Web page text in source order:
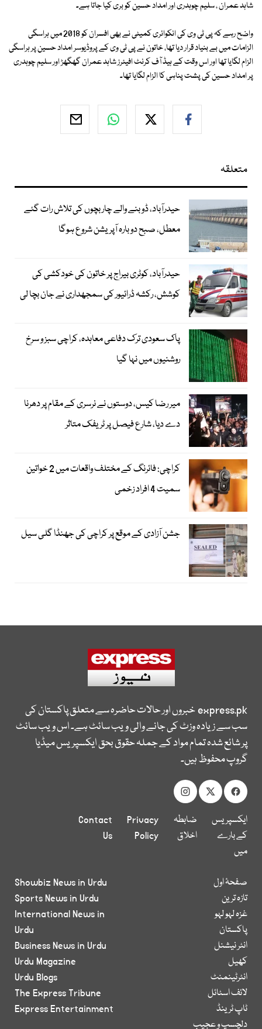
شاہد عمران ، سلیم چوہدری اور امداد حسین کو بری کیا جاتا ہے۔
واضح رہے کہ پی ٹی وی کی انکوائری کمیٹی نے بھی افسران کو 2018 میں ہراسگی
الزامات میں بے بنیاد قرار دیا تھا، خاتون نے پی ٹی وی کے پروڈیوسر امداد حسین پر ہراسگی
الزام لگایا تھا اور اس وقت کے ہیڈ آف کرنٹ افیئرز شاہد عمران گھگھڑ اور سلیم چوہدری
پر امداد حسین کی پشت پناہی کا الزام لگایا تھا۔
متعلقہ
حیدرآباد، ڈوبنے والے چار بچوں کی تلاش رات گئے
معطل، صبح دوبارہ آپریشن شروع ہوگا
حیدرآباد، کوٹری بیراج پر خاتون کی خودکشی کی
کوشش، رکشہ ڈرائیور کی سمجھداری نے جان بچا لی
پاک سعودی ترک دفاعی معاہدہ، کراچی سبز و سرخ
روشنیوں میں نہا گیا
میر رضا کیس، دوستوں نے نرسری کے مقام پر دھرنا
دے دیا، شارع فیصل پر ٹریفک متاثر
کراچی: فائرنگ کے مختلف واقعات میں 2 خواتین
سمیت 4 افراد زخمی
جشن آزادی کے موقع پر کراچی کی جھنڈا گلی سیل
express.pkخبروں اور حالات حاضرہ سے متعلق پاکستان کی
سب سے زیادہ وزٹ کی جانے والی ویب سائٹ ہے۔ اس ویب سائٹ
پر شائع شدہ تمام مواد کے جملہ حقوق بحق ایکسپریس میڈیا
گروپ محفوظ ہیں۔
ایکسپریس
کے بارے
میں
ضابطہ
اخلاق
Privacy
Policy
Contact
Us
صفحۂ اول
تازہ ترین
غزہ لہو لہو
پاکستان
انٹر نیشنل
کھیل
انٹرٹینمنٹ
لائف اسٹائل
ٹاپ ٹرینڈ
دلچسپ و عجیب
Showbiz News in Urdu
Sports News in Urdu
International News in
Urdu
Business News in Urdu
Urdu Magazine
Urdu Blogs
The Express Tribune
Express Entertainment